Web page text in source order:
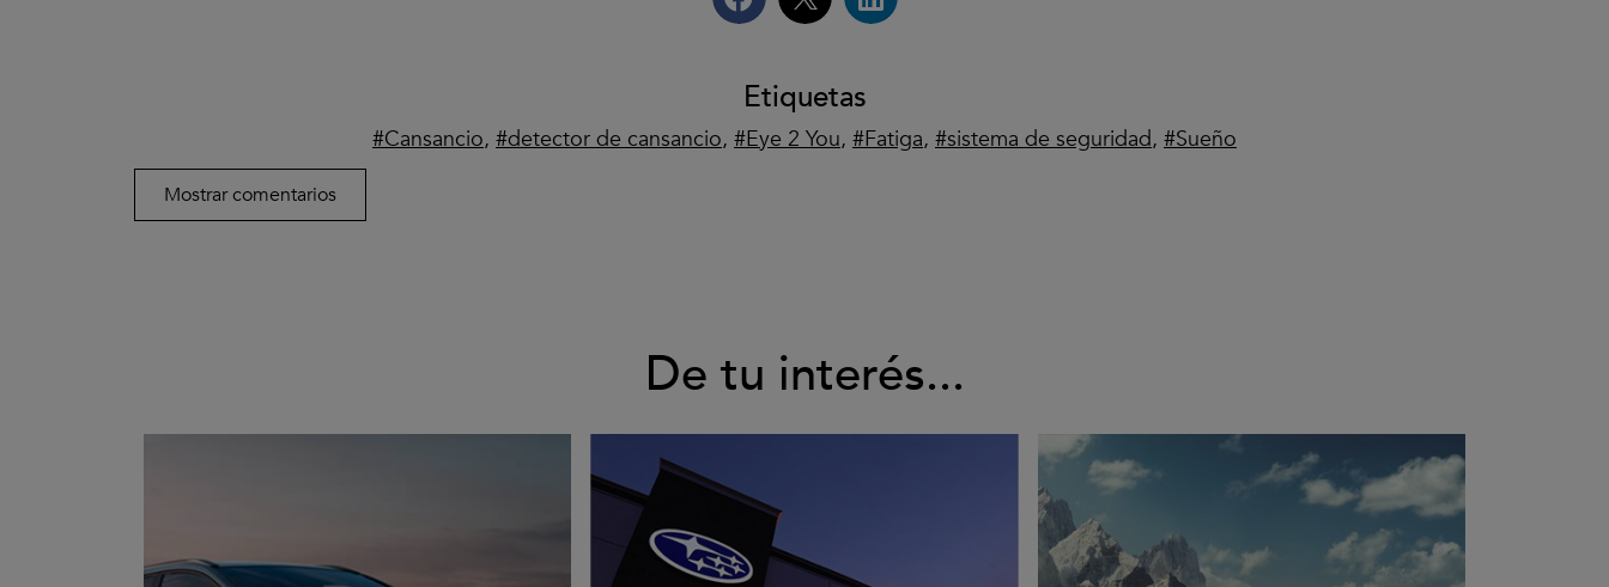
Etiquetas
Cansancio, detector de cansancio, Eye 2 You, Fatiga, sistema de seguridad, Sueño
Mostrar comentarios
De tu interés...